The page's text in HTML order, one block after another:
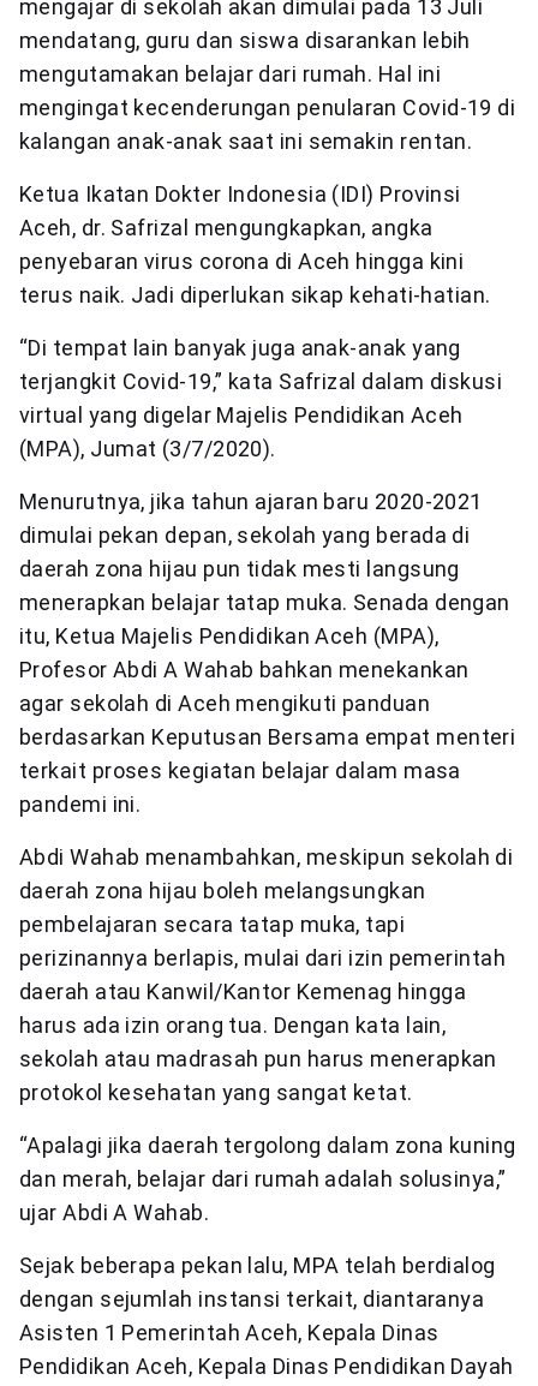
mengajar di sekolah akan dimulai pada 13 Juli
mendatang, guru dan siswa disarankan lebih
mengutamakan belajar dari rumah. Hal ini
mengingat kecenderungan penularan Covid-19 di
kalangan anak-anak saat ini semakin rentan.
Ketua Ikatan Dokter Indonesia (IDI) Provinsi
Aceh, dr. Safrizal mengungkapkan, angka
penyebaran virus corona di Aceh hingga kini
terus naik. Jadi diperlukan sikap kehati-hatian.
“Di tempat lain banyak juga anak-anak yang
terjangkit Covid-19,” kata Safrizal dalam diskusi
virtual yang digelar Majelis Pendidikan Aceh
(MPA), Jumat (3/7/2020).
Menurutnya, jika tahun ajaran baru 2020-2021
dimulai pekan depan, sekolah yang berada di
daerah zona hijau pun tidak mesti langsung
menerapkan belajar tatap muka. Senada dengan
itu, Ketua Majelis Pendidikan Aceh (MPA),
Profesor Abdi A Wahab bahkan menekankan
agar sekolah di Aceh mengikuti panduan
berdasarkan Keputusan Bersama empat menteri
terkait proses kegiatan belajar dalam masa
pandemi ini.
Abdi Wahab menambahkan, meskipun sekolah di
daerah zona hijau boleh melangsungkan
pembelajaran secara tatap muka, tapi
perizinannya berlapis, mulai dari izin pemerintah
daerah atau Kanwil/Kantor Kemenag hingga
harus ada izin orang tua. Dengan kata lain,
sekolah atau madrasah pun harus menerapkan
protokol kesehatan yang sangat ketat.
“Apalagi jika daerah tergolong dalam zona kuning
dan merah, belajar dari rumah adalah solusinya,”
ujar Abdi A Wahab.
Sejak beberapa pekan lalu, MPA telah berdialog
dengan sejumlah instansi terkait, diantaranya
Asisten 1 Pemerintah Aceh, Kepala Dinas
Pendidikan Aceh, Kepala Dinas Pendidikan Dayah